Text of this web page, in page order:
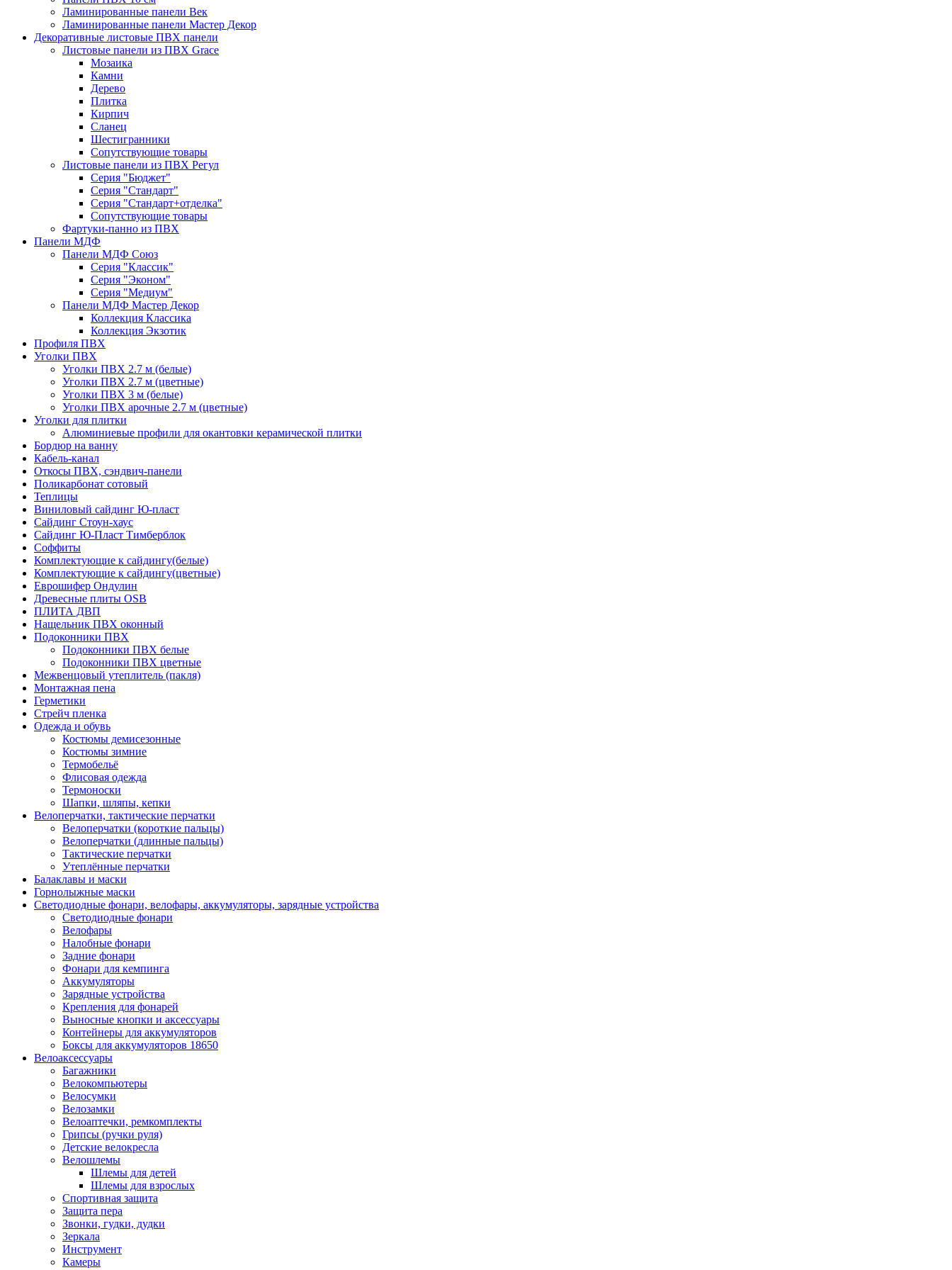
Ламинированные панели Век
Ламинированные панели Мастер Декор
Декоративные листовые ПВХ панели
Листовые панели из ПВХ Grace
Мозаика
Камни
Дерево
Плитка
Кирпич
Сланец
Шестигранники
Сопутствующие товары
Листовые панели из ПВХ Регул
Серия "Бюджет"
Серия "Стандарт"
Серия "Стандарт+отделка"
Сопутствующие товары
Фартуки-панно из ПВХ
Панели МДФ
Панели МДФ Союз
Серия "Классик"
Серия "Эконом"
Серия "Медиум"
Панели МДФ Мастер Декор
Коллекция Классика
Коллекция Экзотик
Профиля ПВХ
Уголки ПВХ
Уголки ПВХ 2.7 м (белые)
Уголки ПВХ 2.7 м (цветные)
Уголки ПВХ 3 м (белые)
Уголки ПВХ арочные 2.7 м (цветные)
Уголки для плитки
Алюминиевые профили для окантовки керамической плитки
Бордюр на ванну
Кабель-канал
Откосы ПВХ, сэндвич-панели
Поликарбонат сотовый
Теплицы
Виниловый сайдинг Ю-пласт
Сайдинг Стоун-хаус
Сайдинг Ю-Пласт Тимберблок
Соффиты
Комплектующие к сайдингу(белые)
Комплектующие к сайдингу(цветные)
Еврошифер Ондулин
Древесные плиты OSB
ПЛИТА ДВП
Нащельник ПВХ оконный
Подоконники ПВХ
Подоконники ПВХ белые
Подоконники ПВХ цветные
Межвенцовый утеплитель (пакля)
Монтажная пена
Герметики
Стрейч пленка
Одежда и обувь
Костюмы демисезонные
Костюмы зимние
Термобельё
Флисовая одежда
Термоноски
Шапки, шляпы, кепки
Велоперчатки, тактические перчатки
Велоперчатки (короткие пальцы)
Велоперчатки (длинные пальцы)
Тактические перчатки
Утеплённые перчатки
Балаклавы и маски
Горнолыжные маски
Светодиодные фонари, велофары, аккумуляторы, зарядные устройства
Светодиодные фонари
Велофары
Налобные фонари
Задние фонари
Фонари для кемпинга
Аккумуляторы
Зарядные устройства
Крепления для фонарей
Выносные кнопки и аксессуары
Контейнеры для аккумуляторов
Боксы для аккумуляторов 18650
Велоаксессуары
Багажники
Велокомпьютеры
Велосумки
Велозамки
Велоаптечки, ремкомплекты
Грипсы (ручки руля)
Детские велокресла
Велошлемы
Шлемы для детей
Шлемы для взрослых
Спортивная защита
Защита пера
Звонки, гудки, дудки
Зеркала
Инструмент
Камеры